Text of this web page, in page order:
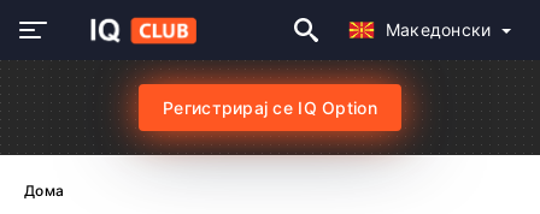
Македонски
Регистрирај се IQ Option
Дома